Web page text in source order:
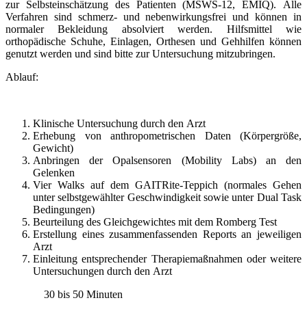
zur Selbsteinschätzung des Patienten (MSWS-12, EMIQ). Alle
Verfahren sind schmerz- und nebenwirkungsfrei und können in
normaler Bekleidung absolviert werden. Hilfsmittel wie
orthopädische Schuhe, Einlagen, Orthesen und Gehhilfen können
genutzt werden und sind bitte zur Untersuchung mitzubringen.
Ablauf:
Klinische Untersuchung durch den Arzt
Erhebung von anthropometrischen Daten (Körpergröße,
Gewicht)
Anbringen der Opalsensoren (Mobility Labs) an den
Gelenken
Vier Walks auf dem GAITRite-Teppich (normales Gehen
unter selbstgewählter Geschwindigkeit sowie unter Dual Task
Bedingungen)
Beurteilung des Gleichgewichtes mit dem Romberg Test
Erstellung eines zusammenfassenden Reports an jeweiligen
Arzt
Einleitung entsprechender Therapiemaßnahmen oder weitere
Untersuchungen durch den Arzt
30 bis 50 Minuten